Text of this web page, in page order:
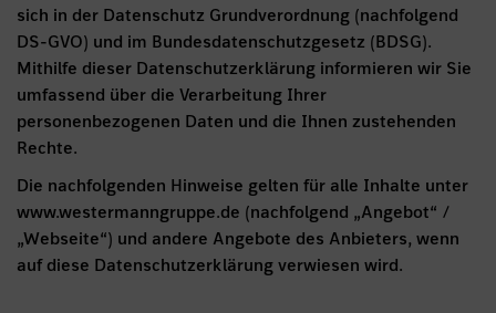
sich in der Datenschutz Grundverordnung (nachfolgend
DS-GVO) und im Bundesdatenschutzgesetz (BDSG).
Mithilfe dieser Datenschutzerklärung informieren wir Sie
umfassend über die Verarbeitung Ihrer
personenbezogenen Daten und die Ihnen zustehenden
Rechte.
Die nachfolgenden Hinweise gelten für alle Inhalte unter
www.westermanngruppe.de (nachfolgend „Angebot“ /
„Webseite“) und andere Angebote des Anbieters, wenn
auf diese Datenschutzerklärung verwiesen wird.